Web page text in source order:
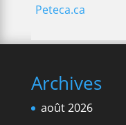
Peteca.ca
Archives
août 2026